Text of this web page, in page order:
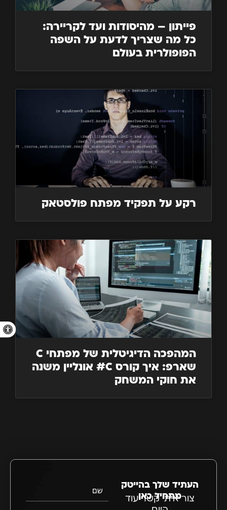
פתח
פייתון – מהיסודות ועד לקריירה:
כל מה שצריך לדעת על השפה
הפופולרית בעולם
רקע על תפקיד מפתח פולסטאק
המהפכה הדיגיטלית של מפתחי C
שארפ: איך קורס C# אונליין משנה
את חוקי המשחק
העתיד שלך בהייטק
מתחיל כאן
צור איתי קשר עוד
שם